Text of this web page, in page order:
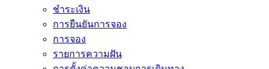
ชำระเงิน
การยืนยันการจอง
การจอง
รายการความฝัน